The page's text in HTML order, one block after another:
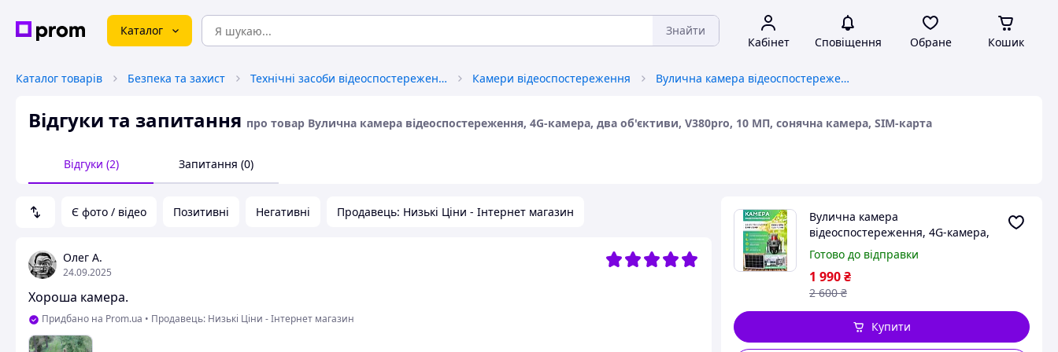
Каталог Знайти
Кабінет Сповіщення Обране Кошик
Каталог товарів Безпека та захист Технічні засоби відеоспостереження Камери відеоспостереження Вулична камера відеоспостереження, 4G-камера, два об'єктиви, V380pro, 10 МП, сонячна камера, SIM-карта
Відгуки та запитання про товар Вулична камера відеоспостереження, 4G-камера, два об'єктиви, V380pro, 10 МП, сонячна камера, SIM-карта
Відгуки (2) Запитання (0)
Є фото / відео Позитивні Негативні Продавець: Низькі Ціни - Інтернет магазин
Олег А.
24.09.2025
Хороша камера.
Придбано на Prom.ua • Продавець: Низькі Ціни - Інтернет магазин
Вулична камера
відеоспостереження, 4G-камера,
два об'єктиви, V380pro, 10 МП,
сонячна камера, SIM-карта
Готово до відправки
1 990₴
2 600 ₴
Купити